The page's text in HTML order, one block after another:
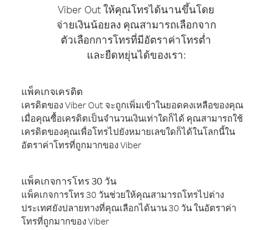
Viber Out ให้คุณโทรได้นานขึ้นโดย
จ่ายเงินน้อยลง คุณสามารถเลือกจาก
ตัวเลือกการโทรที่มีอัตราค่าโทรต่ำ
และยืดหยุ่นได้ของเรา:
แพ็คเกจเครดิต
เครดิตของ Viber Out จะถูกเพิ่มเข้าในยอดคงเหลือของคุณ
เมื่อคุณซื้อเครดิตเป็นจำนวนเงินเท่าใดก็ได้ คุณสามารถใช้
เครดิตของคุณเพื่อโทรไปยังหมายเลขใดก็ได้ในโลกนี้ใน
อัตราค่าโทรที่ถูกมากของ Viber
แพ็คเกจการโทร 30 วัน
แพ็คเกจการโทร 30 วันช่วยให้คุณสามารถโทรไปต่าง
ประเทศยังปลายทางที่คุณเลือกได้นาน 30 วัน ในอัตราค่า
โทรที่ถูกมากของ Viber